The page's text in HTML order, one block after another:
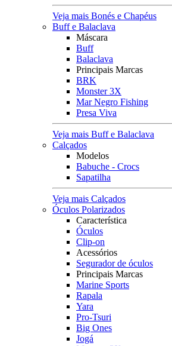
Veja mais Bonés e Chapéus
Buff e Balaclava
Máscara
Buff
Balaclava
Principais Marcas
BRK
Monster 3X
Mar Negro Fishing
Presa Viva
Veja mais Buff e Balaclava
Calçados
Modelos
Babuche - Crocs
Sapatilha
Veja mais Calçados
Óculos Polarizados
Característica
Óculos
Clip-on
Acessórios
Segurador de óculos
Principais Marcas
Marine Sports
Rapala
Yara
Pro-Tsuri
Big Ones
Jogá